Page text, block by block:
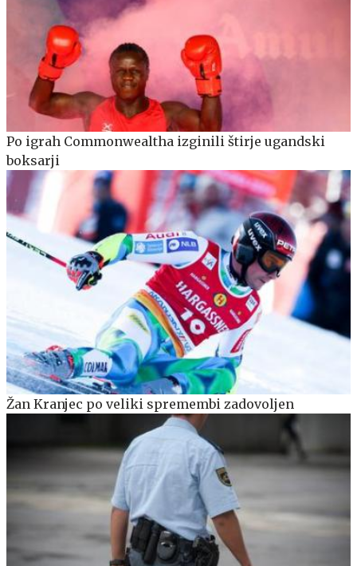
Po igrah Commonwealtha izginili štirje ugandski
boksarji
Žan Kranjec po veliki spremembi zadovoljen